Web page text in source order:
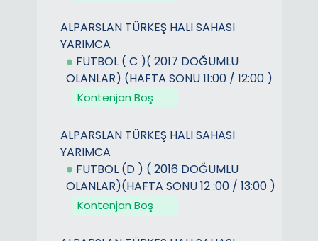
ALPARSLAN TÜRKEŞ HALI SAHASI
YARIMCA
FUTBOL ( C )( 2017 DOĞUMLU
OLANLAR) (HAFTA SONU 11:00 / 12:00 )
Kontenjan Boş
ALPARSLAN TÜRKEŞ HALI SAHASI
YARIMCA
FUTBOL (D ) ( 2016 DOĞUMLU
OLANLAR)(HAFTA SONU 12 :00 / 13:00 )
Kontenjan Boş